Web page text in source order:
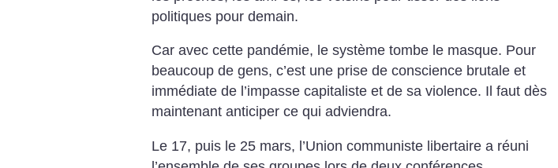
politiques pour demain.
Car avec cette pandémie, le système tombe le masque. Pour
beaucoup de gens, c’est une prise de conscience brutale et
immédiate de l’impasse capitaliste et de sa violence. Il faut dès
maintenant anticiper ce qui adviendra.
Le 17, puis le 25 mars, l’Union communiste libertaire a réuni